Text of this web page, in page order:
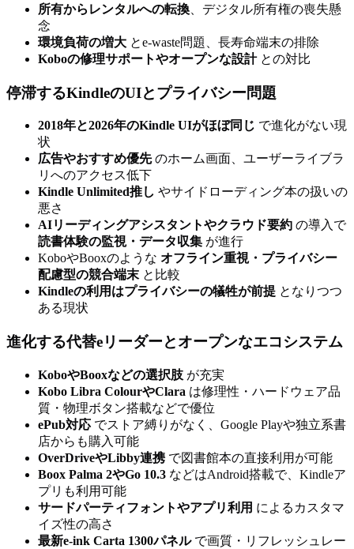
所有からレンタルへの転換 、デジタル所有権の喪失懸
念
環境負荷の増大 とe-waste問題、長寿命端末の排除
Koboの修理サポートやオープンな設計との対比
停滞するKindleのUIとプライバシー問題
2018年と2026年のKindle UIがほぼ同じ で進化がない現
状
広告やおすすめ優先のホーム画面、ユーザーライブラ
リへのアクセス低下
Kindle Unlimited推し やサイドローディング本の扱いの
悪さ
AIリーディングアシスタントやクラウド要約 の導入で
読書体験の監視・データ収集 が進行
KoboやBooxのような オフライン重視・プライバシー
配慮型の競合端末 と比較
Kindleの利用はプライバシーの犠牲が前提 となりつつ
ある現状
進化する代替eリーダーとオープンなエコシステム
KoboやBooxなどの選択肢 が充実
Kobo Libra ColourやClara は修理性・ハードウェア品
質・物理ボタン搭載などで優位
ePub対応 でストア縛りがなく、Google Playや独立系書
店からも購入可能
OverDriveやLibby連携で図書館本の直接利用が可能
Boox Palma 2やGo 10.3 などはAndroid搭載で、Kindleア
プリも利用可能
サードパーティフォントやアプリ利用 によるカスタマ
イズ性の高さ
最新e-ink Carta 1300パネルで画質・リフレッシュレー